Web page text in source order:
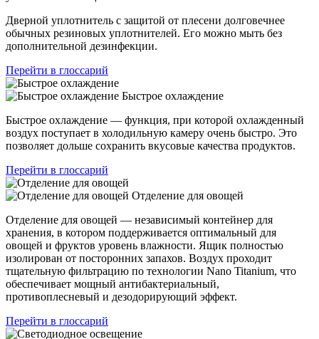
Дверной уплотнитель с защитой от плесени долговечнее
обычных резиновых уплотнителей. Его можно мыть без
дополнительной дезинфекции.
Перейти в глоссарий
Быстрое охлаждение
Быстрое охлаждение — функция, при которой охлажденный
воздух поступает в холодильную камеру очень быстро. Это
позволяет дольше сохранить вкусовые качества продуктов.
Перейти в глоссарий
Отделение для овощей
Отделение для овощей — независимый контейнер для
хранения, в котором поддерживается оптимальный для
овощей и фруктов уровень влажности. Ящик полностью
изолирован от посторонних запахов. Воздух проходит
тщательную фильтрацию по технологии Nano Titanium, что
обеспечивает мощный антибактериальный,
противоплесневый и дезодорирующий эффект.
Перейти в глоссарий